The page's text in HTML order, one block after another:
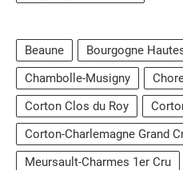
Beaune
Bourgogne
Chambolle-Musigny
Corton Clos du Roy
Corton-Charlemagne Grand
Meursault-Charmes 1er Cru